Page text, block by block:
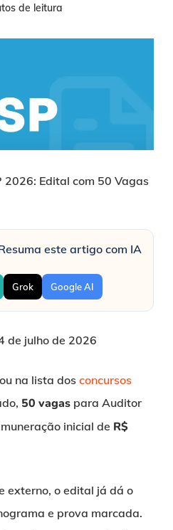
de leitura
2026: Edital com 50 Vagas
este artigo com IA
Grok Google AI
de julho de 2026
na lista dos concursos
50 vagaspara Auditor
inicial de R$
externo, o edital já dá o
e prova marcada.